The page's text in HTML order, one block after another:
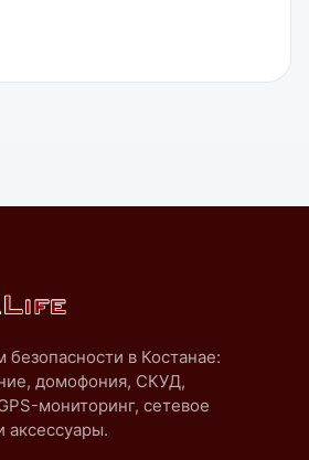
безопасности в Костанае:
домофония, СКУД,
мониторинг, сетевое
аксессуары.